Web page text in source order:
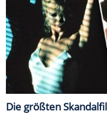
Die größten